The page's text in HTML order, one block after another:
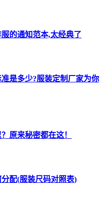
的通知范本,太经典了
是多少?服装定制厂家为你
原来秘密都在这！
配(服装尺码对照表)